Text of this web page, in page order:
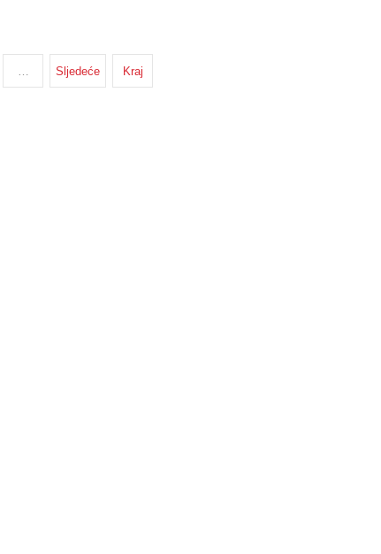
… Sljedeće Kraj